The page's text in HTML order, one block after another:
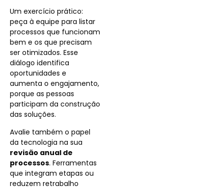
Um exercício prático:
peça à equipe para listar
processos que funcionam
bem e os que precisam
ser otimizados. Esse
diálogo identifica
oportunidades e
aumenta o engajamento,
porque as pessoas
participam da construção
das soluções.
Avalie também o papel
da tecnologia na sua
revisão anual de
processos. Ferramentas
que integram etapas ou
reduzem retrabalho